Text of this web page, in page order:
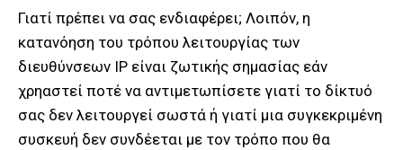
Γιατί πρέπει να σας ενδιαφέρει; Λοιπόν, η
κατανόηση του τρόπου λειτουργίας των
διευθύνσεων IP είναι ζωτικής σημασίας εάν
χρηαστεί ποτέ να αντιμετωπίσετε γιατί το δίκτυό
σας δεν λειτουργεί σωστά ή γιατί μια συγκεκριμένη
συσκευή δεν συνδέεται με τον τρόπο που θα